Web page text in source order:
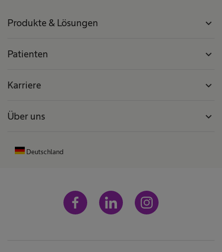
Produkte & Lösungen expand_more
Patienten expand_more
Karriere expand_more
Über uns expand_more
Deutschland